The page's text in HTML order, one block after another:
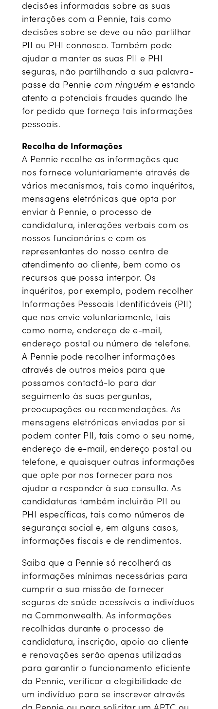
decisões informadas sobre as suas
interações com a Pennie, tais como
decisões sobre se deve ou não partilhar
PII ou PHI connosco. Também pode
ajudar a manter as suas PII e PHI
seguras, não partilhando a sua palavra-
passe da Pennie com ninguém e estando
atento a potenciais fraudes quando lhe
for pedido que forneça tais informações
pessoais.
Recolha de Informações
A Pennie recolhe as informações que
nos fornece voluntariamente através de
vários mecanismos, tais como inquéritos,
mensagens eletrónicas que opta por
enviar à Pennie, o processo de
candidatura, interações verbais com os
nossos funcionários e com os
representantes do nosso centro de
atendimento ao cliente, bem como os
recursos que possa interpor. Os
inquéritos, por exemplo, podem recolher
Informações Pessoais Identificáveis (PII)
que nos envie voluntariamente, tais
como nome, endereço de e-mail,
endereço postal ou número de telefone.
A Pennie pode recolher informações
através de outros meios para que
possamos contactá-lo para dar
seguimento às suas perguntas,
preocupações ou recomendações. As
mensagens eletrónicas enviadas por si
podem conter PII, tais como o seu nome,
endereço de e-mail, endereço postal ou
telefone, e quaisquer outras informações
que opte por nos fornecer para nos
ajudar a responder à sua consulta. As
candidaturas também incluirão PII ou
PHI específicas, tais como números de
segurança social e, em alguns casos,
informações fiscais e de rendimentos.
Saiba que a Pennie só recolherá as
informações mínimas necessárias para
cumprir a sua missão de fornecer
seguros de saúde acessíveis a indivíduos
na Commonwealth. As informações
recolhidas durante o processo de
candidatura, inscrição, apoio ao cliente
e renovações serão apenas utilizadas
para garantir o funcionamento eficiente
da Pennie, verificar a elegibilidade de
um indivíduo para se inscrever através